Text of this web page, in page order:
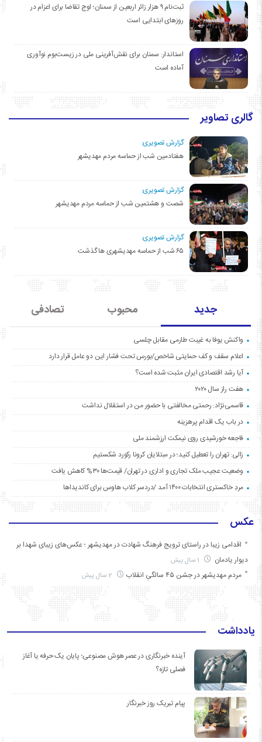
ثبت‌نام ۹ هزار زائر اربعین از سمنان؛ اوج تقاضا برای اعزام در
روزهای ابتدایی است
استاندار: سمنان برای نقش‌آفرینی ملی در زیست‌بوم نوآوری
آماده است
گالری تصاویر
گزارش تصویری:
هفتادمین شب از حماسه مردم مهدیشهر
گزارش تصویری:
شصت و هشتمین شب از حماسه مردم مهدیشهر
گزارش تصویری:
۶۵ شب از حماسه مهدیشهری ها گذشت
جدید محبوب تصادفی
واکنش یوفا به غیبت طارمی مقابل چلسی
اعلام سقف و کف حمایتی شاخص/بورس تحت فشار این دو عامل قرار دارد
آیا رشد اقتصادی ایران مثبت شده است؟
هفت راز سال ۲۰۲۰
قاسمی‌نژاد: رحمتی مخالفتی با حضور من در استقلال نداشت
در باب یک اقدام پرهزینه
فاجعه خورشیدی روی نیمکت ارزشمند ملی
زالی: تهران را تعطیل کنید؛ در مبتلایان کرونا رکورد شکستیم
وضعیت عجیب ملک تجاری و اداری در تهران/ قیمت‌ها ۳۰% کاهش یافت
مردِ خاکستری انتخابات ۱۴۰۰ آمد /دردسر کلاب هاوس برای کاندیداها
عکس
اقدامی زیبا در راستای ترویج فرهنگ شهادت در مهدیشهر ؛ عکس‌های زیبای شهدا بر
دیوار یادمان
مردم مهدیشهر در جشن ۴۵ سالگیِ انقلاب
یادداشت
آینده خبرنگاری در عصر هوش مصنوعی؛ پایان یک حرفه یا آغاز
فصلی تازه؟
پیام تبریک روز خبرنگار